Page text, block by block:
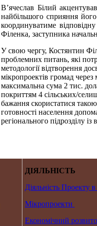
В’ячеслав Білий
найбільшого сприяння його
координуватиме
Філенка, заступника
У свою чергу, Костянтин
проблемних питань, які
методології відтворення
мікропроектів громад
максимальна сума 2 тис.
покриттям 4 сільських/
бажання скористатися
готовності населення
регіонального підрозділу
ДІЯЛЬНІСТЬ
Діяльність Проекту в
Мікропроекти
Економічний